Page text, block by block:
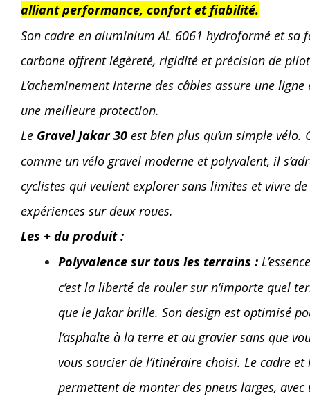
alliant performance, confort et fiabilité.
Son cadre en aluminium AL 6061 hydroformé et sa
carbone offrent légèreté, rigidité et précision de
L’acheminement interne des câbles assure une ligne
une meilleure protection.
Le Gravel Jakar 30 est bien plus qu’un simple vélo.
comme un vélo gravel moderne et polyvalent, il
cyclistes qui veulent explorer sans limites et vivre
expériences sur deux roues.
Les + du produit :
Polyvalence sur tous les terrains :
c’est la liberté de rouler sur n’importe quel
que le Jakar brille. Son design est optimisé
l’asphalte à la terre et au gravier sans que
vous soucier de l’itinéraire choisi. Le cadre
permettent de monter des pneus larges, avec